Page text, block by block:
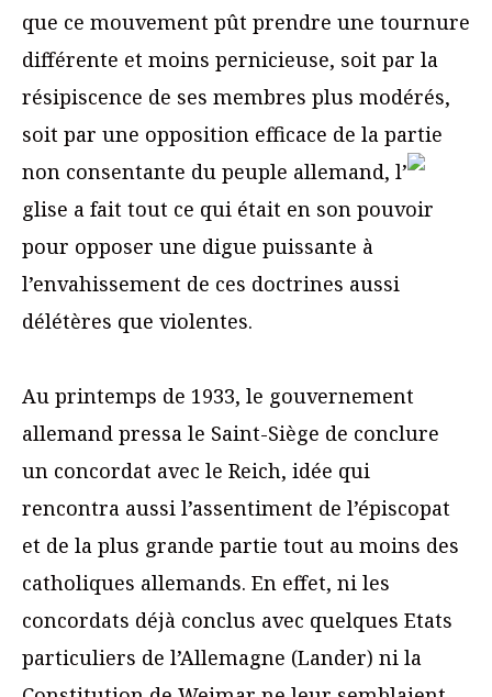
que ce mouvement pût prendre une tournure
différente et moins pernicieuse, soit par la
résipiscence de ses membres plus modérés,
soit par une opposition efficace de la partie
non consentante du peuple allemand, l’
glise a fait tout ce qui était en son pouvoir
pour opposer une digue puissante à
l’envahissement de ces doctrines aussi
délétères que violentes.
Au printemps de 1933, le gouvernement
allemand pressa le Saint-Siège de conclure
un concordat avec le Reich, idée qui
rencontra aussi l’assentiment de l’épiscopat
et de la plus grande partie tout au moins des
catholiques allemands. En effet, ni les
concordats déjà conclus avec quelques Etats
particuliers de l’Allemagne (Lander) ni la